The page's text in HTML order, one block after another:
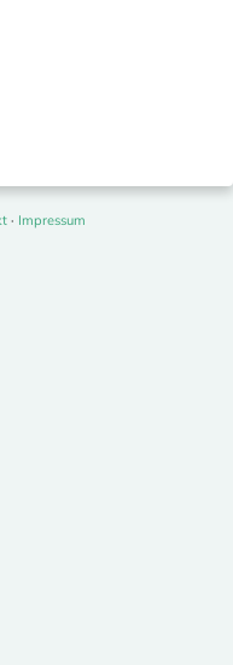
· Impressum